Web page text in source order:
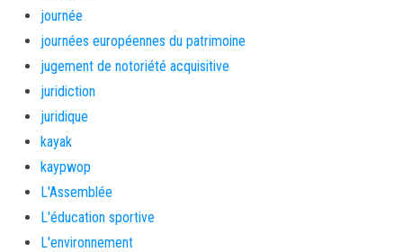
journée
journées européennes du patrimoine
jugement de notoriété acquisitive
juridiction
juridique
kayak
kaypwop
L'Assemblée
L'éducation sportive
L'environnement